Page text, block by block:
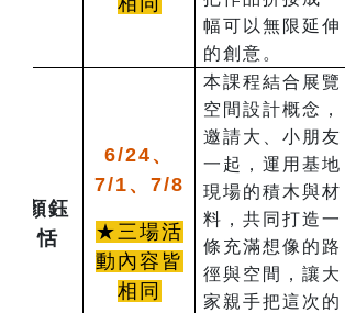
幅可以無限延伸
的創意。
顏鈺
恬
6/24、
7/1、7/8
★三場活
動內容皆
相同
本課程結合展覽
空間設計概念，
邀請大、小朋友
一起，運用基地
現場的積木與材
料，共同打造一
條充滿想像的路
徑與空間，讓大
家親手把這次的